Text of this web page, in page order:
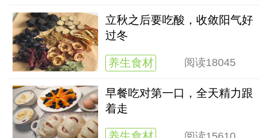
立秋之后要吃酸，收敛阳气好
过冬
养生食材 阅读18045
早餐吃对第一口，全天精力跟
着走